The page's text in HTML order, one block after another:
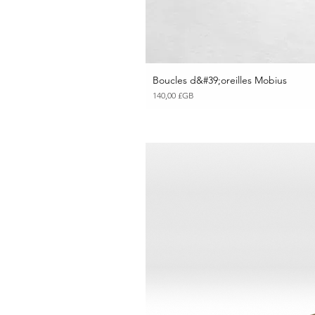
Aperçu
Boucles d&#39;oreilles Mobius
Prix
140,00 £GB